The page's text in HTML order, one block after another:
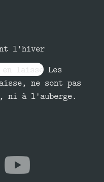
l'hiver
Les
ne sont pas
ni à l'auberge.